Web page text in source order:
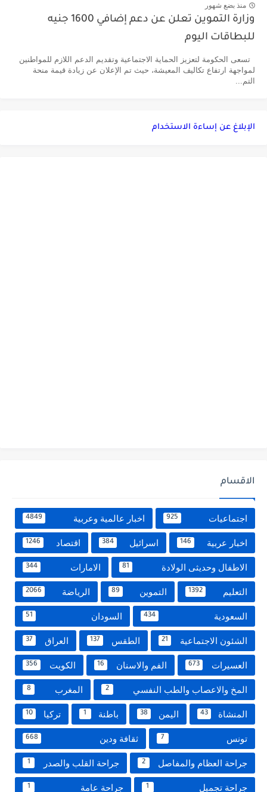
منذ بضع شهور
وزارة التموين تعلن عن دعم إضافي 1600 جنيه
للبطاقات اليوم
تسعى الحكومة لتعزيز الحماية الاجتماعية وتقديم الدعم اللازم للمواطنين
لمواجهة ارتفاع تكاليف المعيشة، حيث تم الإعلان عن زيادة قيمة منحة
التم...
الإبلاغ عن إساءة الاستخدام
الاقسام
اجتماعيات 925 اخبار عالمية وعربية 4849
اخبار عربية 146 اسرائيل 384 اقتصاد 1246
الاطفال وحديثى الولادة 81 الامارات 344
التعليم 1392 التموين 89 الرياضة 2066
السعودية 434 السودان 51
الشئون الاجتماعية 21 الطقس 137 العراق 37
العسيرات 673 الفم والاسنان 16 الكويت 356
المخ والاعصاب والطب النفسي 2 المغرب 8
المنشاة 43 اليمن 38 باطنة 1 تركيا 10
تونس 7 ثقافة ودين 668
جراحة العظام والمفاصل 2 جراحة القلب والصدر 1
جراحة تجميل 1 جراحة عامة 1